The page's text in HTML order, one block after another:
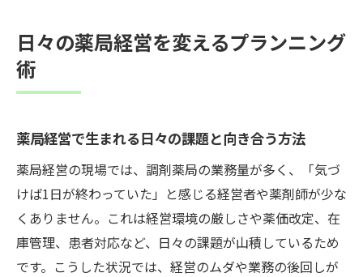
術
用する手順
理由
日常業務にデイリープランニングを取り入
れる利点
薬局経営で目標達成に近づくToDoリスト活
日々の薬局経営を変えるプランニング
術
薬局経営で生まれる日々の課題と向き合う方法
薬局経営の現場では、調剤薬局の業務量が多く、「気づ
けば1日が終わっていた」と感じる経営者や薬剤師が少な
くありません。これは経営環境の厳しさや薬価改定、在
庫管理、患者対応など、日々の課題が山積しているため
です。こうした状況では、経営のムダや業務の後回しが